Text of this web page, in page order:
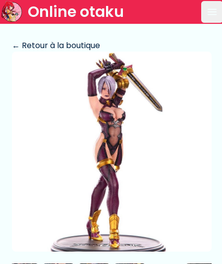
Online otaku
← Retour à la boutique